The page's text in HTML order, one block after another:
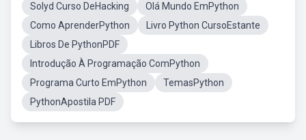
Solyd Curso DeHacking
Olá Mundo EmPython
Como AprenderPython
Livro Python CursoEstante
Libros De PythonPDF
Introdução À Programação ComPython
Programa Curto EmPython
TemasPython
PythonApostila PDF